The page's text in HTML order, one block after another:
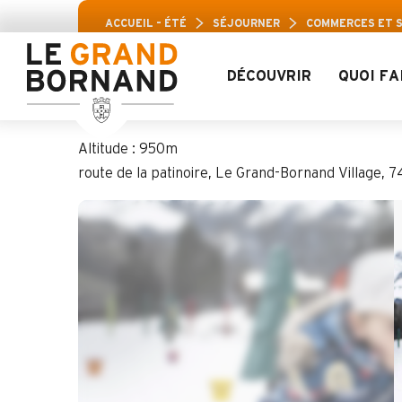
au
contenu
principal
Pass Loisirs Aravis :
DÉCOUVRIR QUOI
ACCUEIL – ÉTÉ SÉJOURNER COMMERCES ET
Club Piou Piou
Altitude : 950m
route de la patinoire, Le Grand-Bornand Village,